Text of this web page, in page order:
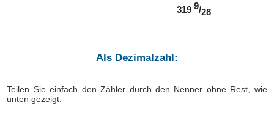
319 9/28
Als Dezimalzahl:
Teilen Sie einfach den Zähler durch den Nenner ohne Rest, wie
unten gezeigt: